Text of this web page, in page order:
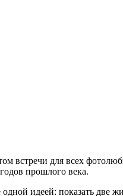
встречи для всех
прошлого века.
идеей: показать